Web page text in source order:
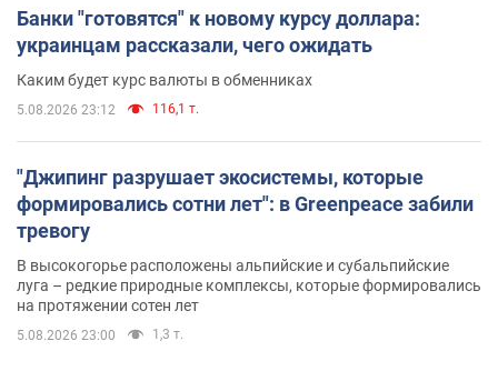
Банки "готовятся" к новому курсу доллара:
украинцам рассказали, чего ожидать
Каким будет курс валюты в обменниках
5.08.2026 23:12 116,1 т.
"Джипинг разрушает экосистемы, которые
формировались сотни лет": в Greenpeace забили
тревогу
В высокогорье расположены альпийские и субальпийские
луга – редкие природные комплексы, которые формировались
на протяжении сотен лет
5.08.2026 23:00 1,3 т.